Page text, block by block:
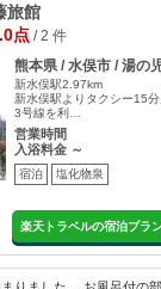
旅館
点/ 2 件
熊本県 / 水俣市 / 湯の
新水俣駅2.97km
新水俣駅よりタクシー15
3号線を利…
営業時間
入浴料金 ～
宿泊 塩化物泉
楽天トラベルの宿泊プラ